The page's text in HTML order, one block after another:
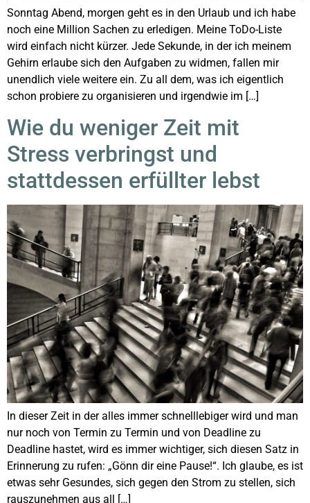
Sonntag Abend, morgen geht es in den Urlaub und ich habe
noch eine Million Sachen zu erledigen. Meine ToDo-Liste
wird einfach nicht kürzer. Jede Sekunde, in der ich meinem
Gehirn erlaube sich den Aufgaben zu widmen, fallen mir
unendlich viele weitere ein. Zu all dem, was ich eigentlich
schon probiere zu organisieren und irgendwie im […]
Wie du weniger Zeit mit
Stress verbringst und
stattdessen erfüllter lebst
In dieser Zeit in der alles immer schnelllebiger wird und man
nur noch von Termin zu Termin und von Deadline zu
Deadline hastet, wird es immer wichtiger, sich diesen Satz in
Erinnerung zu rufen: „Gönn dir eine Pause!“. Ich glaube, es ist
etwas sehr Gesundes, sich gegen den Strom zu stellen, sich
rauszunehmen aus all […]